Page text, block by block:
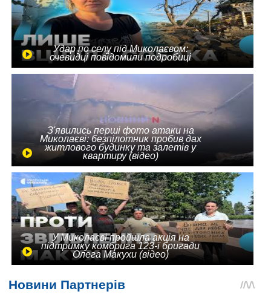
Удар по селу під Миколаєвом:
очевидці повідомили подробиці
З'явились перші фото атаки на
Миколаєві: безпілотник пробив дах
житлового будинку та залетів у
квартиру (відео)
У Миколаєві пройшла акція на
підтримку комбрига 123-ї бригади
Олега Макухи (відео)